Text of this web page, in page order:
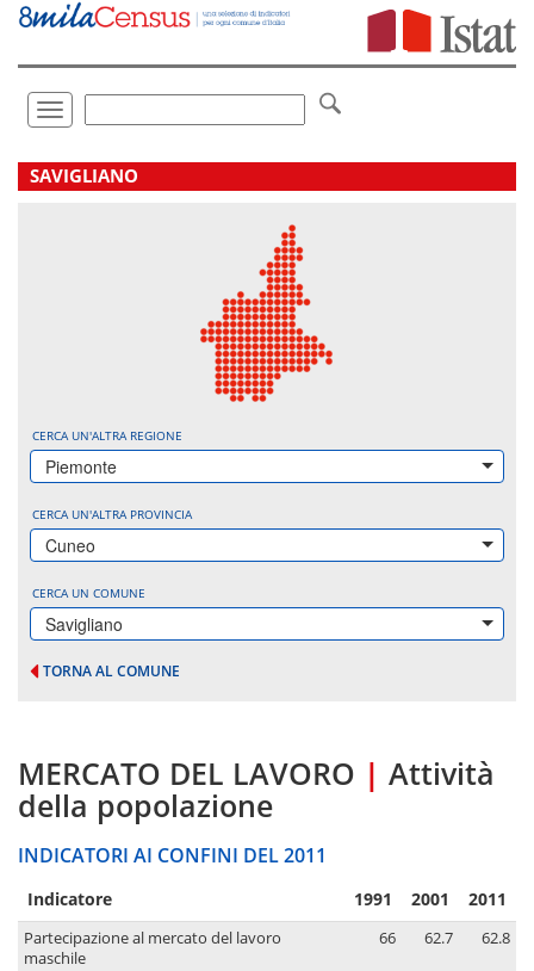
Vai
direttamente
Toggle
navigation
.
SAVIGLIANO
CERCA UN'ALTRA REGIONE
Piemonte
CERCA UN'ALTRA PROVINCIA
Cuneo
CERCA UN COMUNE
Savigliano
TORNA AL COMUNE
MERCATO DEL LAVORO | Attività
della popolazione
INDICATORI AI CONFINI DEL 2011
Indicatore 1991 2001 2011
Partecipazione al mercato del lavoro
maschile
66 62.7 62.8